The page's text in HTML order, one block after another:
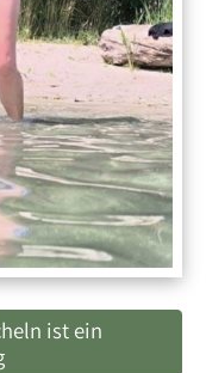
ist ein